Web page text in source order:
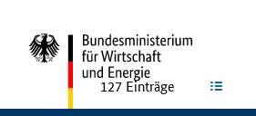
127 Einträge